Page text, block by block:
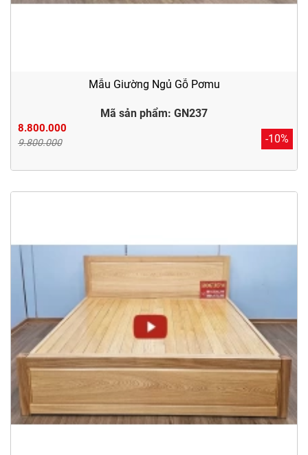
Mẫu Giường Ngủ Gỗ Pơmu
Mã sản phẩm: GN237
8.800.000
9.800.000 -10%